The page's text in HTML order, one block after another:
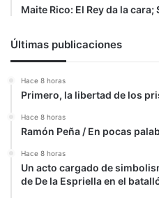
Maite Rico: El Rey da la
Últimas publicaciones
Hace 8 horas
Primero, la libertad de los
Hace 8 horas
Ramón Peña / En pocas
Hace 8 horas
Un acto cargado de
de De la Espriella en el